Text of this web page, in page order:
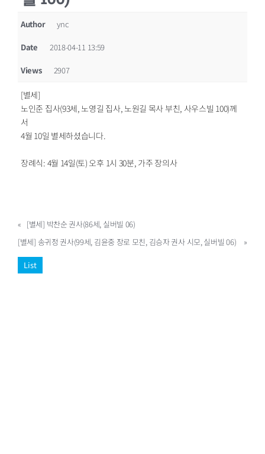
Author ync
Date 2018-04-11 13:59
Views 2907
[별세]
노인준 집사(93세, 노영길 집사, 노원길 목사 부친, 사우스빌 100)께
서
4월 10일 별세하셨습니다.
장례식: 4월 14일(토) 오후 1시 30분, 가주 장의사
« [별세] 박찬순 권사(86세, 실버빌 06)
[별세] 송귀정 권사(99세, 김윤중 장로 모친, 김승자 권사 시모, 실버빌 06)
»
List